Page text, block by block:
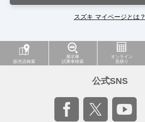
スズキ マイページとは？
販売店検索
展示車
試乗車検索
オンライン
見積り
公式SNS